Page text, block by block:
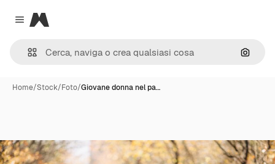
Close menu
Magnific
Cerca
Home/Stock/Foto/Giovane donna nel pa…